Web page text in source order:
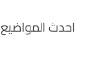
احدث المواضيع